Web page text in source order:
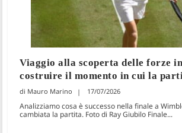
Viaggio alla scoperta delle forze
costruire il momento in cui la
Mauro Marino 17/07/2026
Analizziamo cosa è successo nella finale a
cambiata la partita. Foto di Ray Giubilo Finale...